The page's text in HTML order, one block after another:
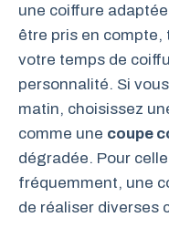
une coiffure
être pris en compte,
votre temps de
personnalité. Si
matin, choisissez
comme une coupe
dégradée. Pour
fréquemment, une
de réaliser diverses